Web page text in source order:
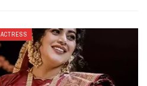
ACTRESS